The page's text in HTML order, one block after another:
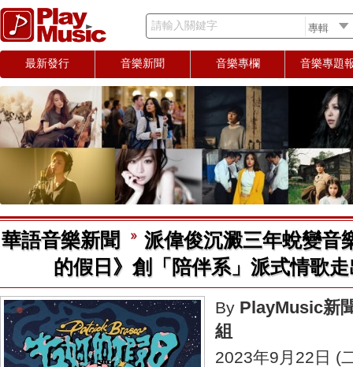
請輸入關鍵字
最新發行 音樂新聞 音樂專欄 音樂專題
華語音樂新聞
派偉俊沉澱三年蛻變音
的假日》創「陪伴系」派式情歌
By PlayMusic新
組
2023年9月22日 (